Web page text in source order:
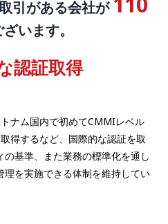
引がある会社が
います。
認証取得
ナム国内で初めてCMMIレベル
得するなど、国際的な認証を取
基準、また業務の標準化を通し
を実施できる体制を維持してい